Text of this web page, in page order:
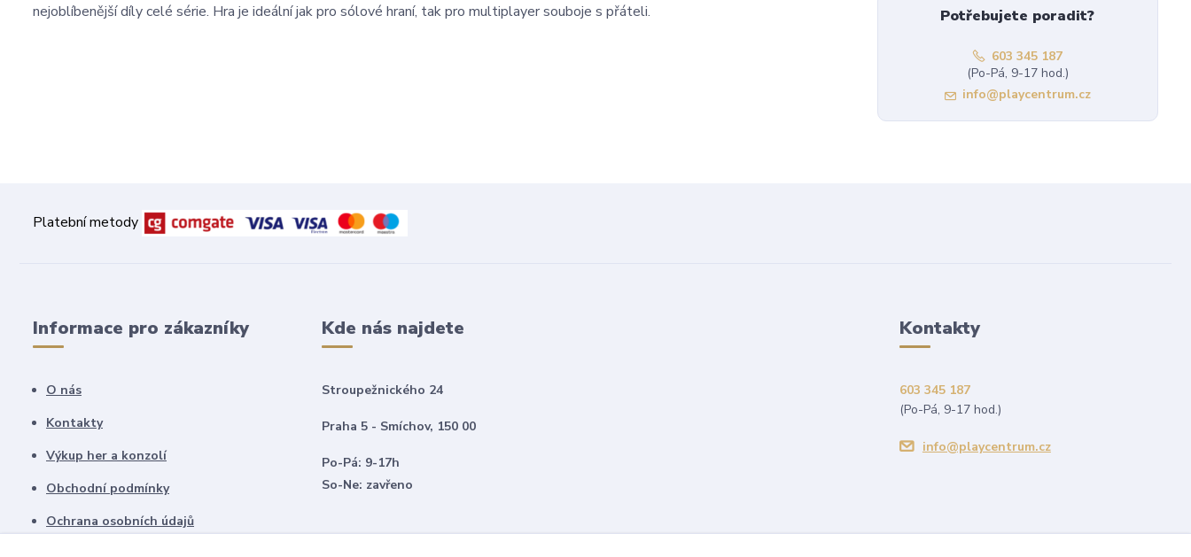
nejoblíbenější díly celé série. Hra je ideální jak pro sólové hraní, tak pro multiplayer souboje s přáteli.
Potřebujete poradit?
603 345 187
(Po-Pá, 9-17 hod.)
info@playcentrum.cz
Platební metody
Informace pro zákazníky
O nás
Kontakty
Výkup her a konzolí
Obchodní podmínky
Ochrana osobních údajů
Kde nás najdete
Stroupežnického 24
Praha 5 - Smíchov, 150 00
Po-Pá: 9-17h
So-Ne: zavřeno
Kontakty
603 345 187
(Po-Pá, 9-17 hod.)
info@playcentrum.cz